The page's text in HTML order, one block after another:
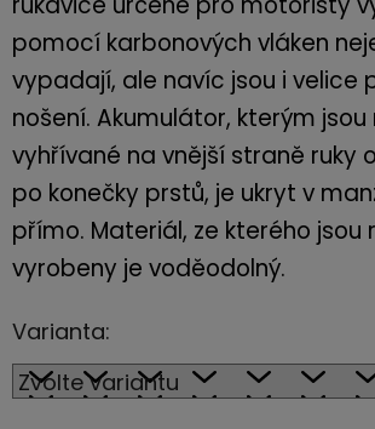
pomocí karbonových vláken
vypadají, ale navíc jsou i velice
nošení. Akumulátor, kterým jsou
vyhřívané na vnější straně ruky
po konečky prstů, je ukryt v
přímo. Materiál, ze kterého jsou
vyrobeny je voděodolný.
Varianta: